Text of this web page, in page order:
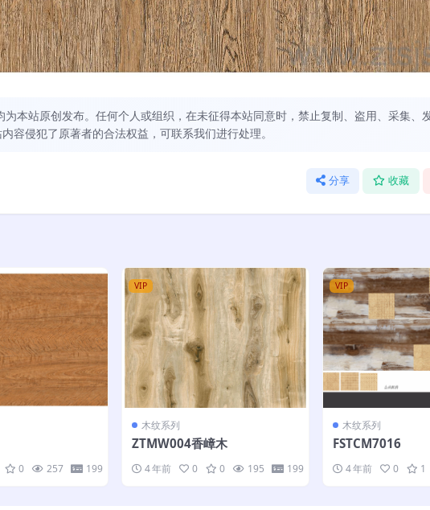
本站原创发布。任何个人或组织，在未征得本站同意时，禁止复制、盗用、采集、
容侵犯了原著者的合法权益，可联系我们进行处理。
分享 收藏
0 257 199
VIP
木纹系列
ZTMW004香嶂木
4 年前 0 0 195 199
VIP
木纹系列
FSTCM7016
4 年前 0 1